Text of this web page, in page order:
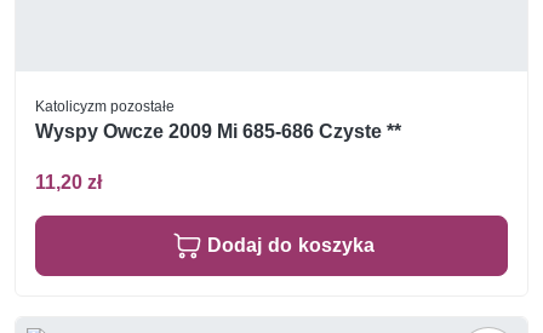
Katolicyzm pozostałe
Wyspy Owcze 2009 Mi 685-686 Czyste **
11,20 zł
Dodaj do koszyka